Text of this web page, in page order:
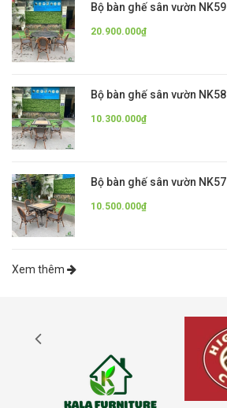
Bộ bàn ghế sân vườn NK59
20.900.000₫
Bộ bàn ghế sân vườn NK58
10.300.000₫
Bộ bàn ghế sân vườn NK57
10.500.000₫
Xem thêm